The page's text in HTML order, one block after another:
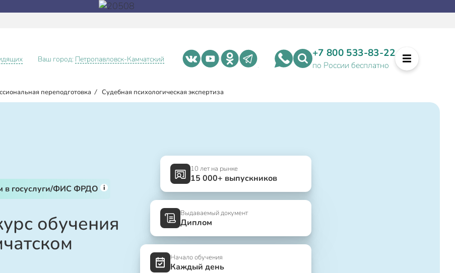
Ваш город: Петропавловск-Камчатский +7 800 533-83-22
по России бесплатно
переподготовка / Судебная психологическая экспертиза
в госуслуги/ФИС ФРДО i
обучения
10 лет на рынке
15 000+ выпускников
Выдаваемый документ
Диплом
Начало обучения
Каждый день